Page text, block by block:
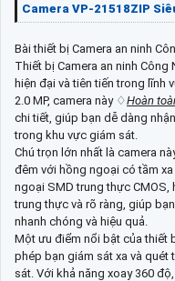
Camera VP-21518ZIP
Bài thiết bị Camera an ninh
Thiết bị Camera an ninh Công
hiện đại và tiên tiến trong lĩnh
2.0 MP, camera này ♢Hoàn
chi tiết, giúp bạn dễ dàng
trong khu vực giám sát.
Chú trọn lớn nhất là camera
đêm với hồng ngoại có tầm
ngoại SMD trung thực
trung thực và rõ ràng, giúp
nhanh chóng và hiệu quả.
Một ưu điểm nổi bật của thiết
phép bạn giám sát xa và quét
sát. Với khả năng xoay 360